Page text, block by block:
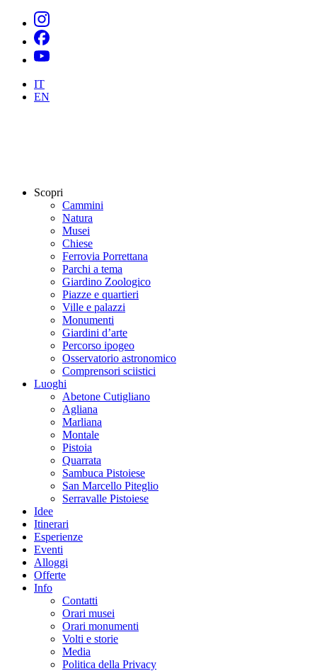
IT
EN
Scopri
Cammini
Natura
Musei
Chiese
Ferrovia Porrettana
Parchi a tema
Giardino Zoologico
Piazze e quartieri
Ville e palazzi
Monumenti
Giardini d’arte
Percorso ipogeo
Osservatorio astronomico
Comprensori sciistici
Luoghi
Abetone Cutigliano
Agliana
Marliana
Montale
Pistoia
Quarrata
Sambuca Pistoiese
San Marcello Piteglio
Serravalle Pistoiese
Idee
Itinerari
Esperienze
Eventi
Alloggi
Offerte
Info
Contatti
Orari musei
Orari monumenti
Volti e storie
Media
Politica della Privacy